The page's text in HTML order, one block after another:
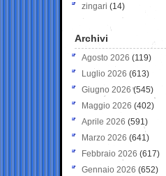
zingari (14)
Archivi
Agosto 2026 (119)
Luglio 2026 (613)
Giugno 2026 (545)
Maggio 2026 (402)
Aprile 2026 (591)
Marzo 2026 (641)
Febbraio 2026 (617)
Gennaio 2026 (652)